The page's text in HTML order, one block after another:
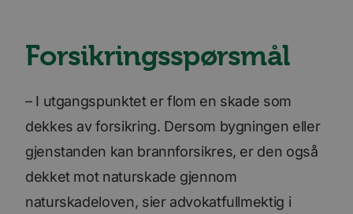
Forsikringsspørsmål
– I utgangspunktet er flom en skade som
dekkes av forsikring. Dersom bygningen eller
gjenstanden kan brannforsikres, er den også
dekket mot naturskade gjennom
naturskadeloven, sier advokatfullmektig i